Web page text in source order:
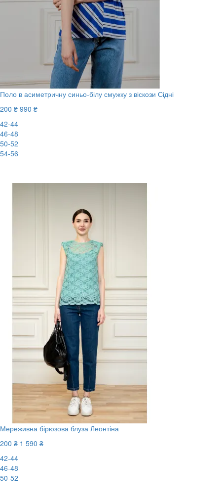
Поло в асиметричну синьо-білу смужку з віскози Сідні
200 ₴ 990 ₴
42-44
46-48
50-52
54-56
Мереживна бірюзова блуза Леонтіна
200 ₴ 1 590 ₴
42-44
46-48
50-52